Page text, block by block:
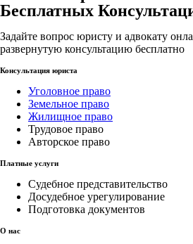
Бесплатных
Задайте вопрос юристу и адвокату
развернутую консультацию бесплатно
Консультация юриста
Уголовное право
Земельное право
Жилищное право
Трудовое право
Авторское право
Платные услуги
Судебное представительство
Досудебное урегулирование
Подготовка документов
О нас